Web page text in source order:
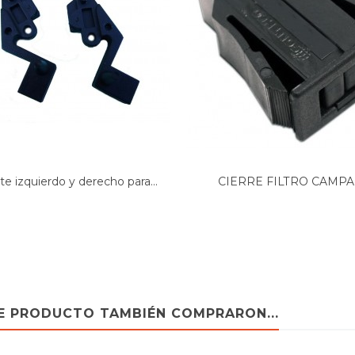
izquierdo y derecho para...
CIERRE FILTRO
PRODUCTO TAMBIÉN COMPRARON...